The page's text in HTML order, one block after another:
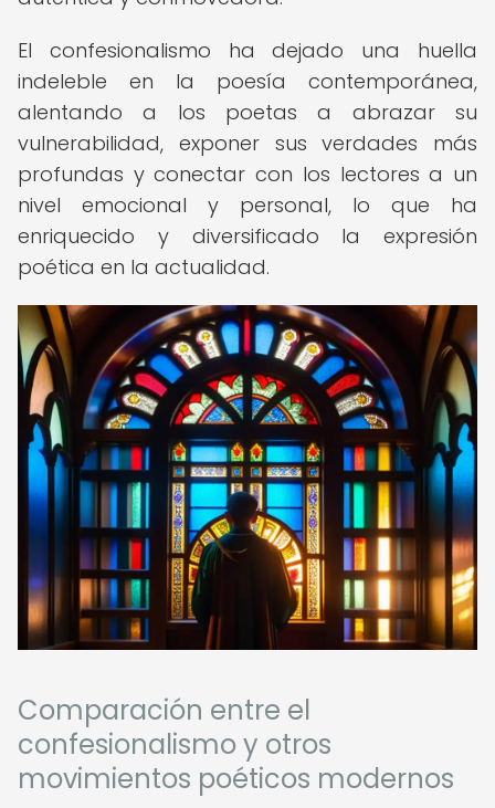
El confesionalismo ha dejado una huella
indeleble en la poesía contemporánea,
alentando a los poetas a abrazar su
vulnerabilidad, exponer sus verdades más
profundas y conectar con los lectores a un
nivel emocional y personal, lo que ha
enriquecido y diversificado la expresión
poética en la actualidad.
Comparación entre el
confesionalismo y otros
movimientos poéticos modernos